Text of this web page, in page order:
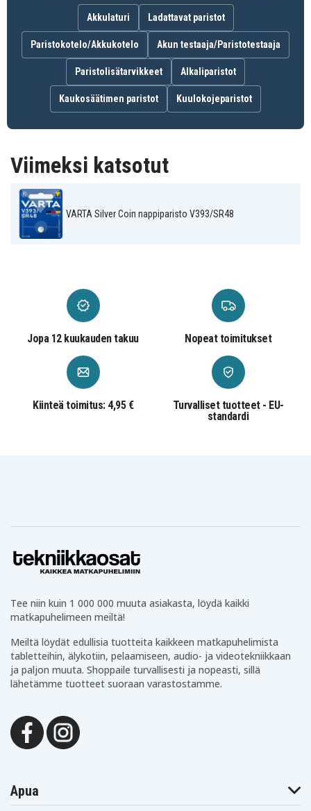
Akkulaturi Ladattavat paristot
Paristokotelo/Akkukotelo Akun testaaja/Paristotestaaja
Paristolisätarvikkeet Alkaliparistot
Kaukosäätimen paristot Kuulokojeparistot
Viimeksi katsotut
VARTA Silver Coin nappiparisto V393/SR48
Jopa 12 kuukauden takuu Nopeat toimitukset
Kiinteä toimitus: 4,95 €
Turvalliset tuotteet - EU-
standardi
Tee niin kuin 1 000 000 muuta asiakasta, löydä kaikki
matkapuhelimeen meiltä!
Meiltä löydät edullisia tuotteita kaikkeen matkapuhelimista
tabletteihin, älykotiin, pelaamiseen, audio- ja videotekniikkaan
ja paljon muuta. Shoppaile turvallisesti ja nopeasti, sillä
lähetämme tuotteet suoraan varastostamme.
Apua